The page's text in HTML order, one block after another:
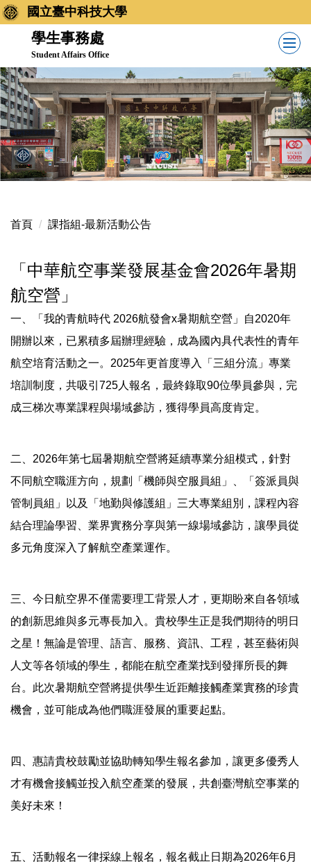
跳
到
內
容
區
國立臺中科技大學
學生事務處
Student Affairs Office
首頁 課指組-最新活動公告
「中華航空事業發展基金會2026年暑期
航空營」
一、「我的青航時代 2026航發會x暑期航空營」自2020年
開辦以來，已累積多屆辦理經驗，成為國內具代表性的青年
航空培育活動之一。2025年更首度導入「三組分流」專業
培訓制度，共吸引725人報名，最終錄取90位學員參與，完
成三梯次專業課程與場域參訪，獲得學員高度肯定。
二、2026年第七屆暑期航空營將延續專業分組模式，針對
不同航空職涯方向，規劃「機師與空服員組」、「簽派員與
管制員組」以及「地勤與修護組」三大專業組別，課程內容
結合理論學習、業界實務分享與第一線場域參訪，讓學員從
多元角度深入了解航空產業運作。
三、今日航空界不僅需要理工背景人才，更期盼來自各領域
的創新思維與多元專長加入。貴校學生正是我們期待的明日
之星！無論是管理、語言、服務、資訊、工程，甚至藝術與
人文等各領域的學生，都能在航空產業找到發揮所長的舞
台。此次暑期航空營將提供學生近距離接觸產業實務的珍貴
機會，並可能成為他們職涯發展的重要起點。
四、惠請貴校鼓勵並協助轉知學生報名參加，讓更多優秀人
才有機會接觸並投入航空產業的發展，共創臺灣航空事業的
美好未來！
五、活動報名一律採線上報名，報名截止日期為2026年6月